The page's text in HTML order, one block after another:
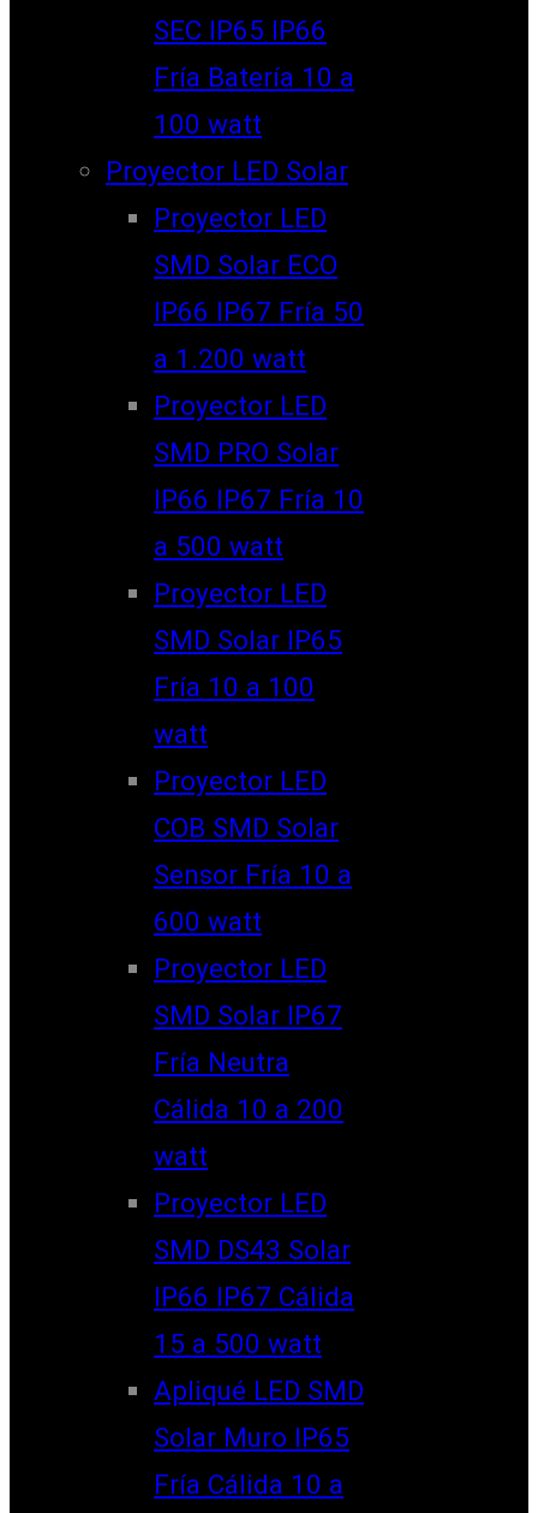
SEC IP65 IP66
Fría Batería 10 a
100 watt
Proyector LED Solar
Proyector LED
SMD Solar ECO
IP66 IP67 Fría 50
a 1.200 watt
Proyector LED
SMD PRO Solar
IP66 IP67 Fría 10
a 500 watt
Proyector LED
SMD Solar IP65
Fría 10 a 100
watt
Proyector LED
COB SMD Solar
Sensor Fría 10 a
600 watt
Proyector LED
SMD Solar IP67
Fría Neutra
Cálida 10 a 200
watt
Proyector LED
SMD DS43 Solar
IP66 IP67 Cálida
15 a 500 watt
Apliqué LED SMD
Solar Muro IP65
Fría Cálida 10 a